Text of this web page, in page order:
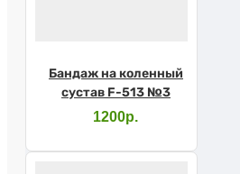
Бандаж на коленный
сустав F-513 №3
1200р.